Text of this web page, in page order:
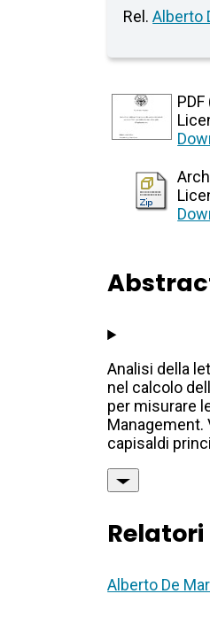
Rel.Alberto
Analisi della
nel calcolo
per misurare
Management.
capisaldi
Relatori
Alberto De